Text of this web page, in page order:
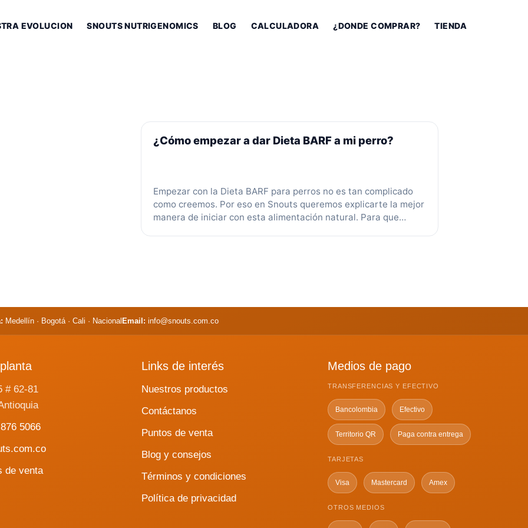
EVOLUCION SNOUTS NUTRIGENOMICS BLOG CALCULADORA ¿DONDE COMPRAR? TIENDA
¿Cómo empezar a dar Dieta BARF a mi perro?
Empezar con la Dieta BARF para perros no es tan complicado
como creemos. Por eso en Snouts queremos explicarte la mejor
manera de iniciar con esta alimentación natural. Para que
Medellín · Bogotá · Cali · Nacional Email: info@snouts.com.co
# 62-81
5066
de venta
Links de interés
Nuestros productos
Contáctanos
Puntos de venta
Blog y consejos
Términos y condiciones
Política de privacidad
Medios de pago
TRANSFERENCIAS Y EFECTIVO
Bancolombia Efectivo
Territorio QR Paga contra entrega
TARJETAS
Visa Mastercard Amex
OTROS MEDIOS